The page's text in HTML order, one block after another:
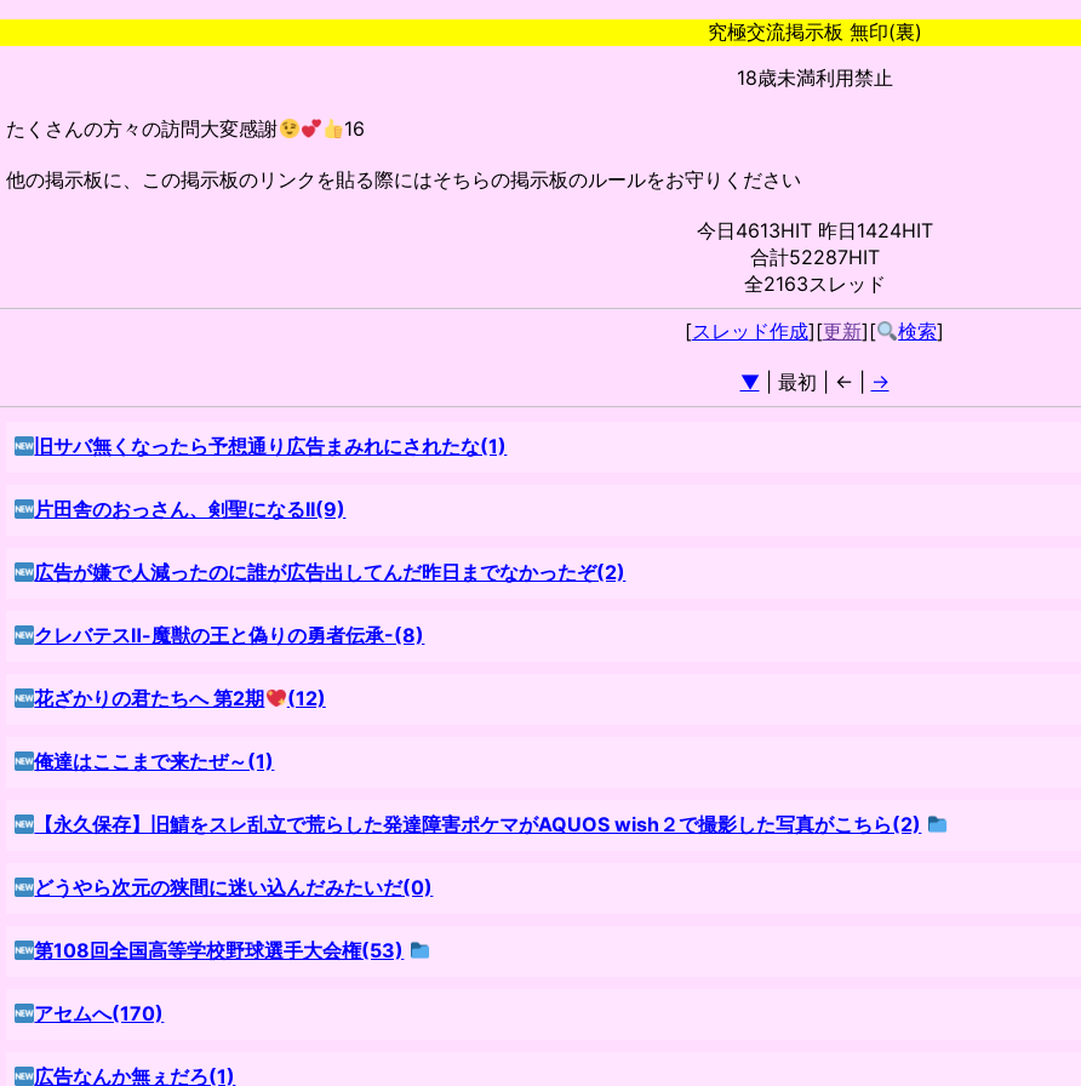
究極交流掲示板 無印(裏)
18歳未満利用禁止
たくさんの方々の訪問大変感謝 16
他の掲示板に、この掲示板のリンクを貼る際にはそちらの掲示板のルールをお守りください
今日4613HIT 昨日1424HIT
合計52287HIT
全2163スレッド
[スレッド作成][更新][ 検索]
▼ | 最初 | ← | →
旧サバ無くなったら予想通り広告まみれにされたな(1)
片田舎のおっさん、剣聖になるII(9)
広告が嫌で人減ったのに誰が広告出してんだ昨日までなかったぞ(2)
クレバテスⅡ-魔獣の王と偽りの勇者伝承-(8)
花ざかりの君たちへ 第2期 (12)
俺達はここまで来たぜ～(1)
【永久保存】旧鯖をスレ乱立で荒らした発達障害ポケマがAQUOS wish２で撮影した写真がこちら(2)
どうやら次元の狭間に迷い込んだみたいだ(0)
第108回全国高等学校野球選手大会権(53)
アセムへ(170)
広告なんか無ぇだろ(1)